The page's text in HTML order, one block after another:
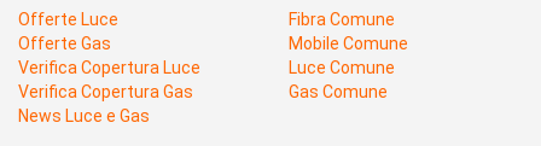
Offerte Luce
Offerte Gas
Verifica Copertura Luce
Verifica Copertura Gas
News Luce e Gas
Fibra Comune
Mobile Comune
Luce Comune
Gas Comune